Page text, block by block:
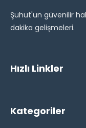
Şuhut'un güvenilir
dakika gelişmeleri.
Hızlı Linkler
Kategoriler